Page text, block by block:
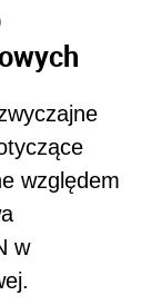
względem
w